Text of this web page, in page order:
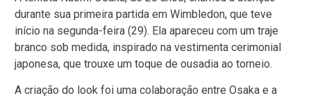
durante sua primeira partida em Wimbledon, que teve
início na segunda-feira (29). Ela apareceu com um traje
branco sob medida, inspirado na vestimenta cerimonial
japonesa, que trouxe um toque de ousadia ao torneio.
A criação do look foi uma colaboração entre Osaka e a